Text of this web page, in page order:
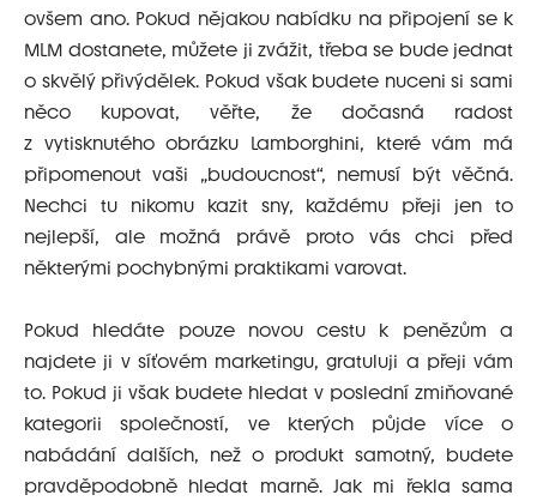
ovšem ano. Pokud nějakou nabídku na připojení se k
MLM dostanete, můžete ji zvážit, třeba se bude jednat
o skvělý přivýdělek. Pokud však budete nuceni si sami
něco kupovat, věřte, že dočasná radost
z vytisknutého obrázku Lamborghini, které vám má
připomenout vaši „budoucnost“, nemusí být věčná.
Nechci tu nikomu kazit sny, každému přeji jen to
nejlepší, ale možná právě proto vás chci před
některými pochybnými praktikami varovat.
Pokud hledáte pouze novou cestu k penězům a
najdete ji v síťovém marketingu, gratuluji a přeji vám
to. Pokud ji však budete hledat v poslední zmiňované
kategorii společností, ve kterých půjde více o
nabádání dalších, než o produkt samotný, budete
pravděpodobně hledat marně. Jak mi řekla sama